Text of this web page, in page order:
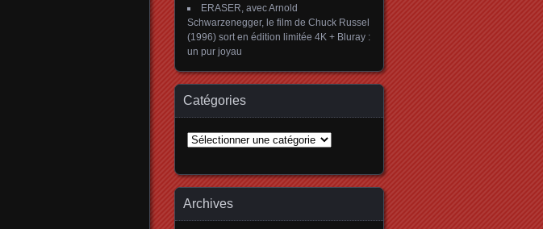
ERASER, avec Arnold
Schwarzenegger, le film de Chuck Russel
(1996) sort en édition limitée 4K + Bluray :
un pur joyau
Catégories
Catégories
Archives